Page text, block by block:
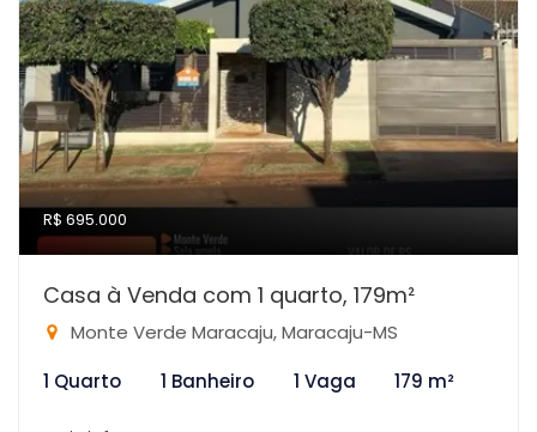
R$ 695.000
Casa à Venda com 1 quarto, 179m²
Monte Verde Maracaju, Maracaju-MS
1 Quarto
1 Banheiro 1 Vaga 179 m²